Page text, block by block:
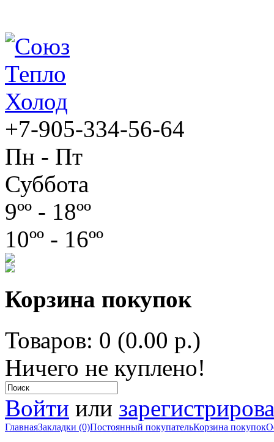
+7-905-334-56-64
Пн - Пт
Суббота
9ºº - 18ºº
10ºº - 16ºº
Корзина покупок
Товаров: 0 (0.00 р.)
Ничего не куплено!
Войти или
ГлавнаяЗакладки (0)Постоянный покупательКорзина покупок